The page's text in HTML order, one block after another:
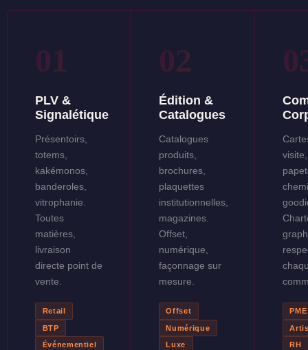
01
PLV &
Signalétique
Présentoirs,
totems,
kakémonos,
banderoles,
vitrophanie.
Toutes
matières,
livraison
directe point de
vente.
Retail
BTP
Événementiel
02
Édition &
Catalogues
Catalogues
produits,
brochures,
plaquettes
institutionnelles,
magazines.
Offset,
numérique,
façonnage sur
mesure.
Offset
Numérique
Luxe
visite,
PME
RH